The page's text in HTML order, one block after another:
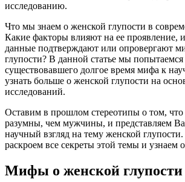
исследованию.
Что мы знаем о женской глупости в
Какие факторы влияют на ее проявление,
данные подтверждают или опровергают
глупости? В данной статье мы попытаемся
существовавшего долгое время мифа к
узнать больше о женской глупости на
исследований.
Оставим в прошлом стереотипы о том,
разумны, чем мужчины, и представляем
научный взгляд на тему женской
раскроем все секреты этой темы и узнаем
Мифы о женской глупости